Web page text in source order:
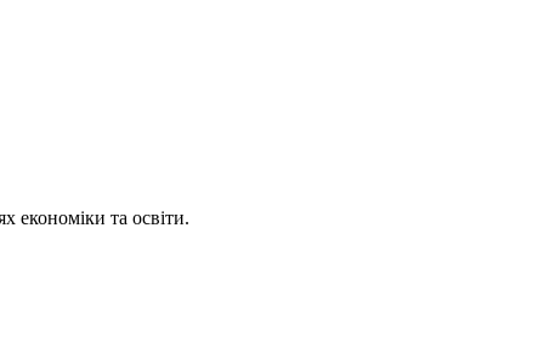
економіки та освіти.